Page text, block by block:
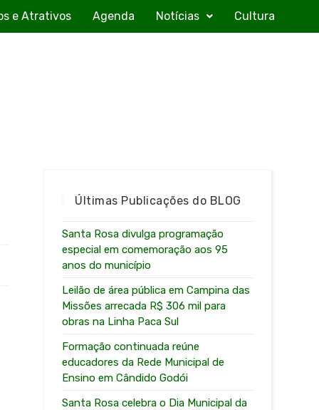
e Atrativos Agenda Notícias Cultura
Últimas Publicações do BLOG
Santa Rosa divulga programação
especial em comemoração aos 95
anos do município
Leilão de área pública em Campina das
Missões arrecada R$ 306 mil para
obras na Linha Paca Sul
Formação continuada reúne
educadores da Rede Municipal de
Ensino em Cândido Godói
Santa Rosa celebra o Dia Municipal da